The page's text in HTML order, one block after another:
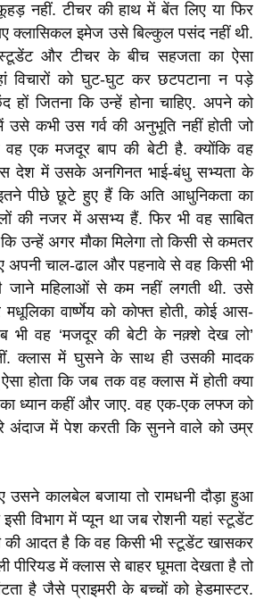
नहीं. टीचर की हाथ में बेंत लिए या फिर
क्लासिकल इमेज उसे बिल्कुल पसंद नहीं थी.
और टीचर के बीच सहजता का ऐसा
विचारों को घुट-घुट कर छटपटाना न पड़े
हों जितना कि उन्हें होना चाहिए. अपने को
कभी उस गर्व की अनुभूति नहीं होती जो
एक मजदूर बाप की बेटी है. क्योंकि वह
देश में उसके अनगिनत भाई-बंधु सभ्यता के
पीछे छूटे हुए हैं कि अति आधुनिकता का
की नजर में असभ्य हैं. फिर भी वह साबित
उन्हें अगर मौका मिलेगा तो किसी से कमतर
अपनी चाल-ढाल और पहनावे से वह किसी भी
महिलाओं से कम नहीं लगती थी. उसे
वार्ष्णेय को कोफ्त होती, कोई आस-
भी वह ‘मजदूर की बेटी के नक़्शे देख लो’
क्लास में घुसने के साथ ही उसकी मादक
होता कि जब तक वह क्लास में होती क्या
ध्यान कहीं और जाए. वह एक-एक लफ्ज को
अंदाज में पेश करती कि सुनने वाले को उम्र
उसने कालबेल बजाया तो रामधनी दौड़ा हुआ
विभाग में प्यून था जब रोशनी यहां स्टूडेंट
की आदत है कि वह किसी भी स्टूडेंट खासकर
पीरियड में क्लास से बाहर घूमता देखता है तो
है जैसे प्राइमरी के बच्चों को हेडमास्टर.